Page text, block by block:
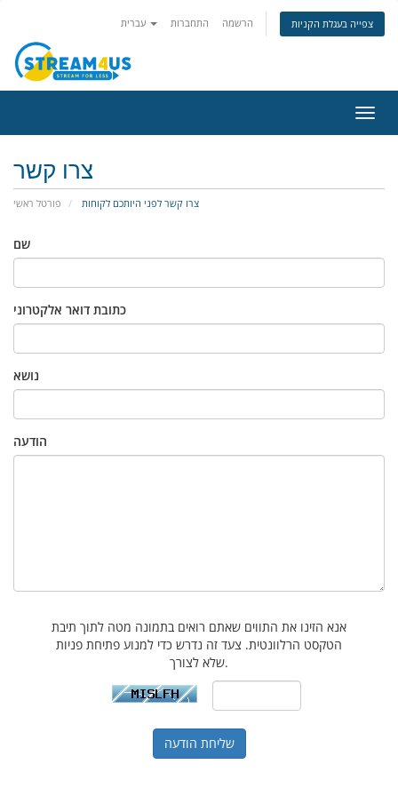
התחברות הרשמה צפייה בעגלת הקניות
ניווט
צרו קשר
פורטל ראשי צרו קשר לפני היותכם לקוחות
שם
כתובת דואר אלקטרוני
נושא
הודעה
אנא הזינו את התווים שאתם רואים בתמונה מטה לתוך תיבת
הטקסט הרלוונטית. צעד זה נדרש כדי למנוע פתיחת פניות
שלא לצורך.
שליחת הודעה